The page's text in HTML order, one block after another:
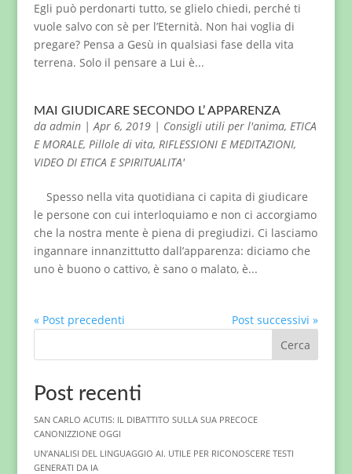
Egli può perdonarti tutto, se glielo chiedi, perché ti
vuole salvo con sè per l’Eternità. Non hai voglia di
pregare? Pensa a Gesù in qualsiasi fase della vita
terrena. Solo il pensare a Lui è...
MAI GIUDICARE SECONDO L’ APPARENZA
da admin|Apr 6, 2019| Consigli utili per l'anima, ETICA
E MORALE, Pillole di vita, RIFLESSIONI E MEDITAZIONI,
VIDEO DI ETICA E SPIRITUALITA'
Spesso nella vita quotidiana ci capita di giudicare
le persone con cui interloquiamo e non ci accorgiamo
che la nostra mente è piena di pregiudizi. Ci lasciamo
ingannare innanzittutto dall’apparenza: diciamo che
uno è buono o cattivo, è sano o malato, è...
« Post precedenti
Post successivi »
Cerca
Post recenti
SAN CARLO ACUTIS: IL DIBATTITO SULLA SUA PRECOCE
CANONIZZIONE OGGI
UN’ANALISI DEL LINGUAGGIO AI. UTILE PER RICONOSCERE TESTI
GENERATI DA IA